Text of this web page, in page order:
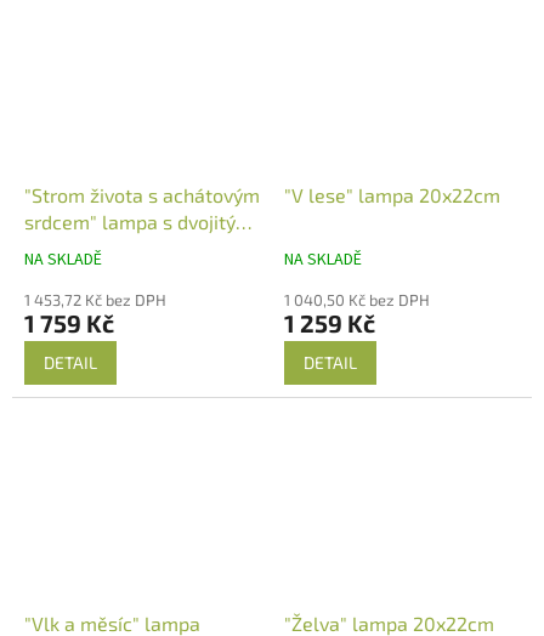
"Strom života s achátovým
srdcem" lampa s dvojitým
podsvícením 20x22cm
NA SKLADĚ
1 453,72 Kč bez DPH
1 759 Kč
DETAIL
"V lese" lampa 20x22cm
NA SKLADĚ
1 040,50 Kč bez DPH
1 259 Kč
DETAIL
"Vlk a měsíc" lampa
"Želva" lampa 20x22cm